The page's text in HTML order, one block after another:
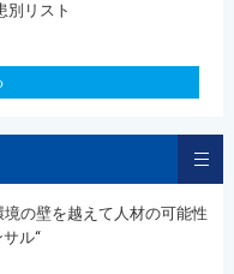
別リスト
の壁を越えて人材の可能性
ル“